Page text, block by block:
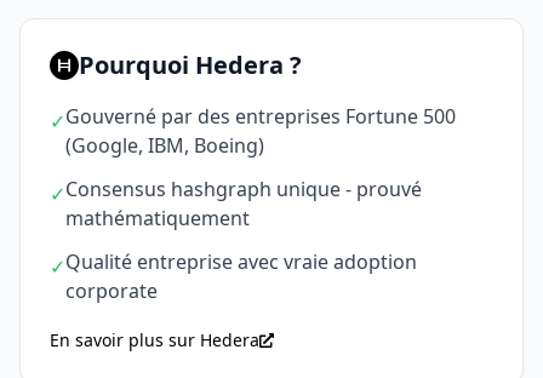
Pourquoi Hedera ?
✓Gouverné par des entreprises Fortune 500
(Google, IBM, Boeing)
✓Consensus hashgraph unique - prouvé
mathématiquement
✓Qualité entreprise avec vraie adoption
corporate
En savoir plus sur Hedera